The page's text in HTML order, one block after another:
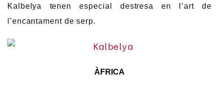
Kalbelya tenen especial destresa en l’art de
l’encantament de serp.
ÀFRICA